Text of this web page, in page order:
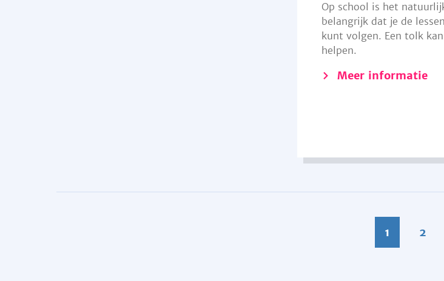
Op school is het
belangrijk dat je de
kunt volgen. Een tolk
helpen.
Meer informatie
1 2